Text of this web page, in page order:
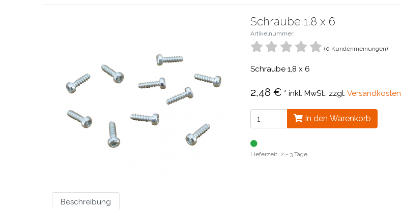
Schraube 1,8 x 6
Artikelnummer:
(0 Kundenmeinungen)
Schraube 1,8 x 6
2,48 € * inkl. MwSt., zzgl. Versandkosten
In den Warenkorb
Lieferzeit: 2 - 3 Tage
Beschreibung